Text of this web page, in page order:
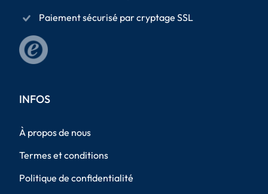
Paiement sécurisé par cryptage SSL
INFOS
À propos de nous
Termes et conditions
Politique de confidentialité